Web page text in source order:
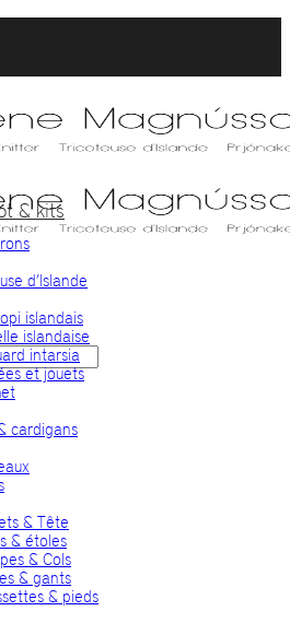
& kits
d’Islande
islandais
islandaise
intarsia
et jouets
cardigans
& Tête
& étoles
& Cols
& gants
& pieds